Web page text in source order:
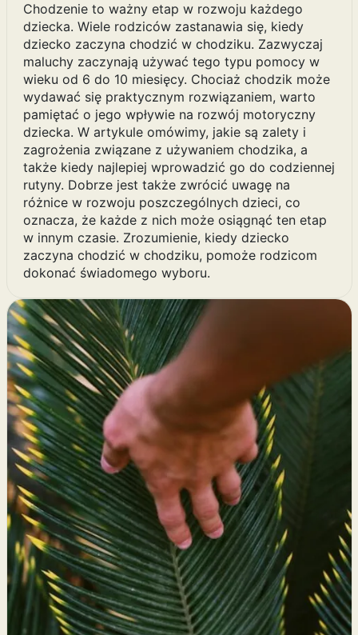
Chodzenie to ważny etap w rozwoju każdego
dziecka. Wiele rodziców zastanawia się, kiedy
dziecko zaczyna chodzić w chodziku. Zazwyczaj
maluchy zaczynają używać tego typu pomocy w
wieku od 6 do 10 miesięcy. Chociaż chodzik może
wydawać się praktycznym rozwiązaniem, warto
pamiętać o jego wpływie na rozwój motoryczny
dziecka. W artykule omówimy, jakie są zalety i
zagrożenia związane z używaniem chodzika, a
także kiedy najlepiej wprowadzić go do codziennej
rutyny. Dobrze jest także zwrócić uwagę na
różnice w rozwoju poszczególnych dzieci, co
oznacza, że każde z nich może osiągnąć ten etap
w innym czasie. Zrozumienie, kiedy dziecko
zaczyna chodzić w chodziku, pomoże rodzicom
dokonać świadomego wyboru.